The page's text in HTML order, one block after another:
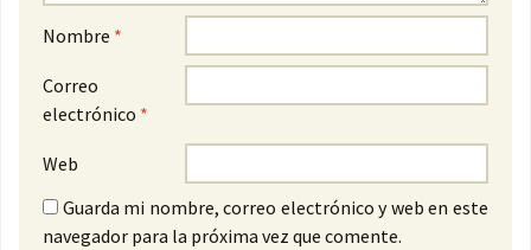
Nombre *
Correo
electrónico *
Web
Guarda mi nombre, correo electrónico y web en este
navegador para la próxima vez que comente.